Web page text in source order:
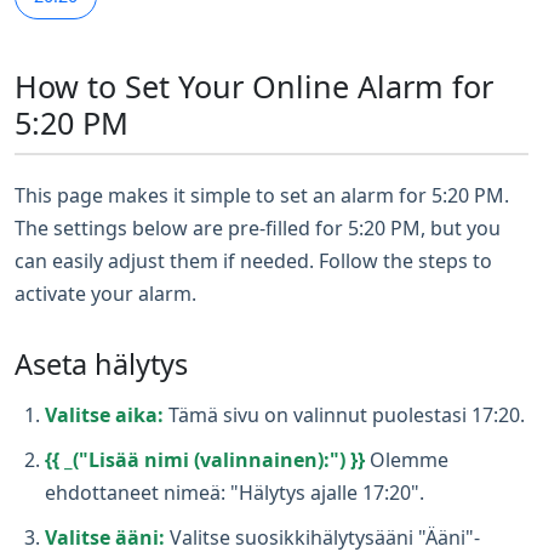
How to Set Your Online Alarm for
5:20 PM
This page makes it simple to set an alarm for 5:20 PM.
The settings below are pre-filled for 5:20 PM, but you
can easily adjust them if needed. Follow the steps to
activate your alarm.
Aseta hälytys
Valitse aika: Tämä sivu on valinnut puolestasi 17:20.
{{ _("Lisää nimi (valinnainen):") }} Olemme
ehdottaneet nimeä: "Hälytys ajalle 17:20".
Valitse ääni: Valitse suosikkihälytysääni "Ääni"-